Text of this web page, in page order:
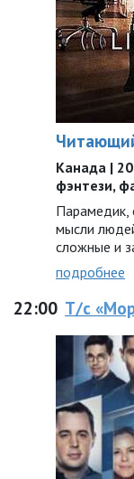
Канада |
фэнтези,
Парамедик,
мысли
сложные и
подробнее
22:00 Т/с